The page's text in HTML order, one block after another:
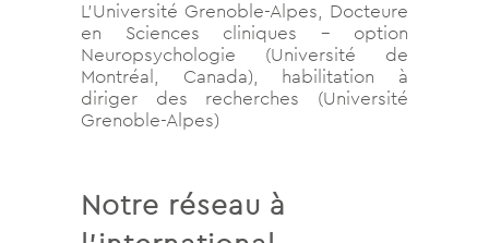
L’Université Grenoble-Alpes, Docteure
en Sciences cliniques – option
Neuropsychologie (Université de
Montréal, Canada), habilitation à
diriger des recherches (Université
Grenoble-Alpes)
Notre réseau à